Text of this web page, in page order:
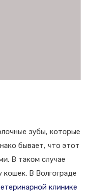
зубы, которые
бывает, что этот
В таком случае
В Волгограде
клинике